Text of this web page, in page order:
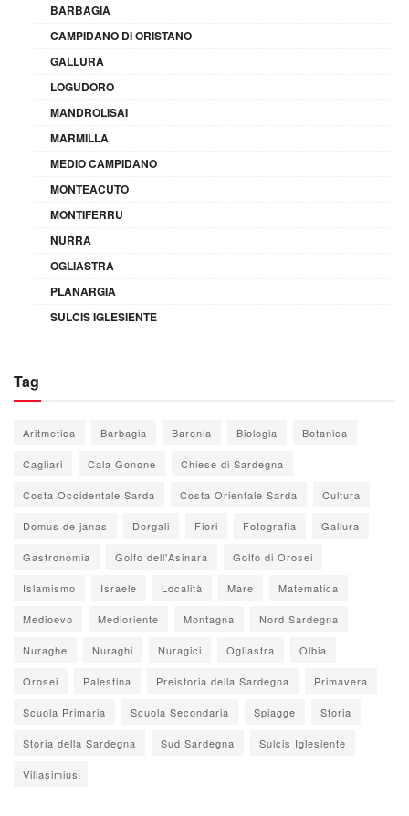
BARBAGIA
CAMPIDANO DI ORISTANO
GALLURA
LOGUDORO
MANDROLISAI
MARMILLA
MEDIO CAMPIDANO
MONTEACUTO
MONTIFERRU
NURRA
OGLIASTRA
PLANARGIA
SULCIS IGLESIENTE
Tag
Aritmetica Barbagia Baronia Biologia Botanica
Cagliari Cala Gonone Chiese di Sardegna
Costa Occidentale Sarda Costa Orientale Sarda Cultura
Domus de janas Dorgali Fiori Fotografia Gallura
Gastronomia Golfo dell'Asinara Golfo di Orosei
Islamismo Israele Località Mare Matematica
Medioevo Medioriente Montagna Nord Sardegna
Nuraghe Nuraghi Nuragici Ogliastra Olbia
Orosei Palestina Preistoria della Sardegna Primavera
Scuola Primaria Scuola Secondaria Spiagge Storia
Storia della Sardegna Sud Sardegna Sulcis Iglesiente
Villasimius